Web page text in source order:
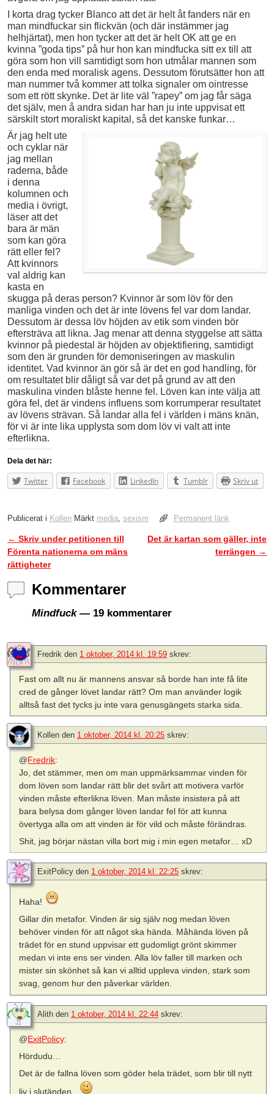
I korta drag tycker Blanco att det är helt åt fanders när en
man mindfuckar sin flickvän (och där instämmer jag
helhjärtat), men hon tycker att det är helt OK att ge en
kvinna ”goda tips” på hur hon kan mindfucka sitt ex till att
göra som hon vill samtidigt som hon utmålar mannen som
den enda med moralisk agens. Dessutom förutsätter hon att
man nummer två kommer att tolka signaler om ointresse
som ett rött skynke. Det är lite väl ”rapey” om jag får säga
det själv, men å andra sidan har han ju inte uppvisat ett
särskilt stort moraliskt kapital, så det kanske funkar…
Är jag helt ute
och cyklar när
jag mellan
raderna, både
i denna
kolumnen och
media i övrigt,
läser att det
bara är män
som kan göra
rätt eller fel?
Att kvinnors
val aldrig kan
kasta en
skugga på deras person? Kvinnor är som löv för den
manliga vinden och det är inte lövens fel var dom landar.
Dessutom är dessa löv höjden av etik som vinden bör
eftersträva att likna. Jag menar att denna styggelse att sätta
kvinnor på piedestal är höjden av objektifiering, samtidigt
som den är grunden för demoniseringen av maskulin
identitet. Vad kvinnor än gör så är det en god handling, för
om resultatet blir dåligt så var det på grund av att den
maskulina vinden blåste henne fel. Löven kan inte välja att
göra fel, det är vindens influens som korrumperar resultatet
av lövens strävan. Så landar alla fel i världen i mäns knän,
för vi är inte lika upplysta som dom löv vi valt att inte
efterlikna.
Dela det här:
Twitter Facebook LinkedIn Tumblr Skriv ut
Publicerat i Kollen Märkt media, sexism Permanent länk
Inläggsnavigering
← Skriv under petitionen till
Förenta nationerna om mäns
rättigheter
Det är kartan som gäller, inte
terrängen →
Kommentarer
Mindfuck— 19 kommentarer
Fredrik den 1 oktober, 2014 kl. 19:59 skrev:
Fast om allt nu är mannens ansvar så borde han inte få lite
cred de gånger lövet landar rätt? Om man använder logik
alltså fast det tycks ju inte vara genusgängets starka sida.
Kollen den 1 oktober, 2014 kl. 20:25 skrev:
@Fredrik:
Jo, det stämmer, men om man uppmärksammar vinden för
dom löven som landar rätt blir det svårt att motivera varför
vinden måste efterlikna löven. Man måste insistera på att
bara belysa dom gånger löven landar fel för att kunna
övertyga alla om att vinden är för vild och måste förändras.
Shit, jag börjar nästan villa bort mig i min egen metafor… xD
ExitPolicy den 1 oktober, 2014 kl. 22:25 skrev:
Haha!
Gillar din metafor. Vinden är sig själv nog medan löven
behöver vinden för att något ska hända. Måhända löven på
trädet för en stund uppvisar ett gudomligt grönt skimmer
medan vi inte ens ser vinden. Alla löv faller till marken och
mister sin skönhet så kan vi alltid uppleva vinden, stark som
svag, genom hur den påverkar världen.
Alith den 1 oktober, 2014 kl. 22:44 skrev:
@ExitPolicy:
Hördudu…
Det är de fallna löven som göder hela trädet, som blir till nytt
liv i slutänden..